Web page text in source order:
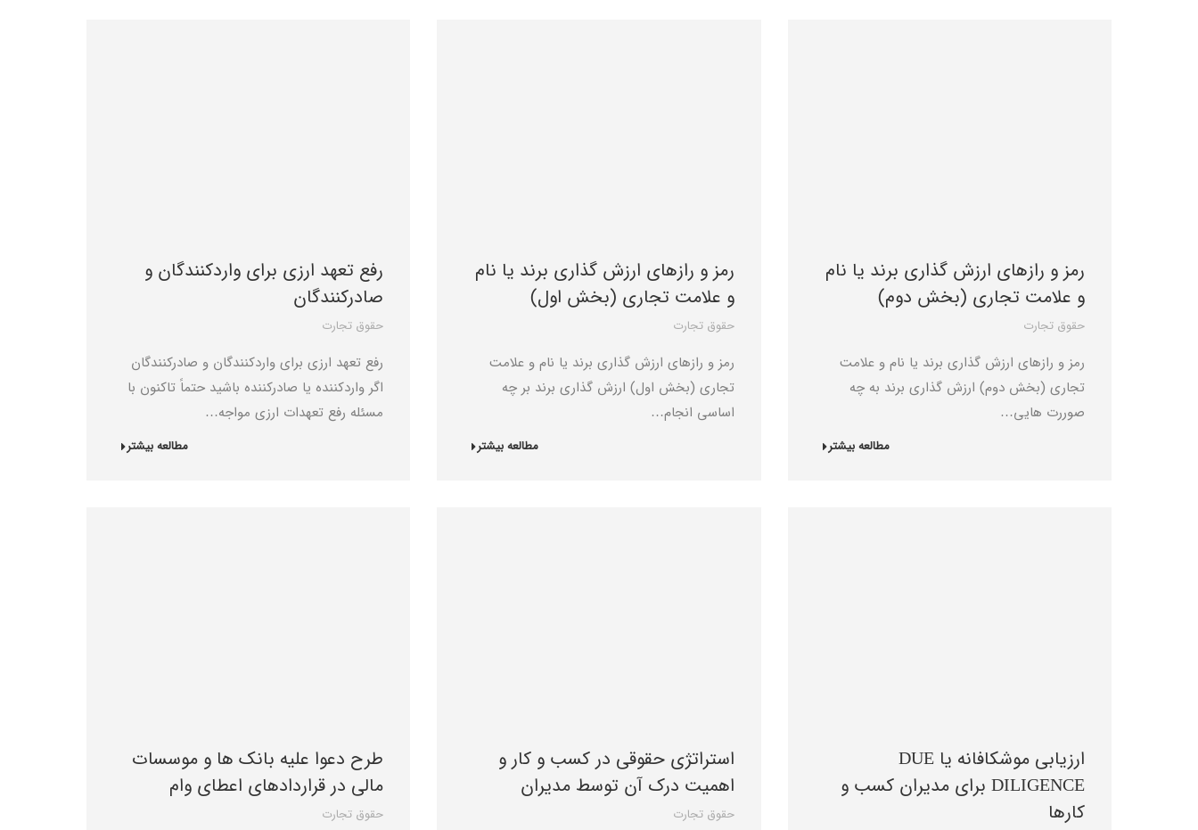
رمز و رازهای ارزش گذاری برند یا نام
و علامت تجاری (بخش دوم)
حقوق تجارت
رمز و رازهای ارزش گذاری برند یا نام و علامت
تجاری (بخش دوم) ارزش گذاری برند به چه
صوررت هایی…
مطالعه بیشتر
رمز و رازهای ارزش ‌گذاری برند یا نام
و علامت تجاری (بخش اول)
حقوق تجارت
رمز و رازهای ارزش ‌گذاری برند یا نام و علامت
تجاری (بخش اول) ارزش گذاری برند بر چه
اساسی انجام…
مطالعه بیشتر
رفع تعهد ارزی برای واردکنندگان و
صادرکنندگان
حقوق تجارت
رفع تعهد ارزی برای واردکنندگان و صادرکنندگان
اگر واردکننده یا صادرکننده باشید حتماً تاکنون با
مسئله رفع تعهدات ارزی مواجه…
مطالعه بیشتر
ارزیابی موشکافانه یا DUE
DILIGENCE برای مدیران کسب و
کارها
استراتژی حقوقی در کسب و کار و
اهمیت درک آن توسط مدیران
حقوق تجارت
طرح دعوا علیه بانک ها و موسسات
مالی در قراردادهای اعطای وام
حقوق تجارت